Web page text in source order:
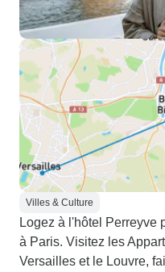
Villes & Culture
Logez à l'hôtel Perreyve
à Paris. Visitez les
Versailles et le Louvre,